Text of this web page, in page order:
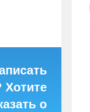
Хотите
о